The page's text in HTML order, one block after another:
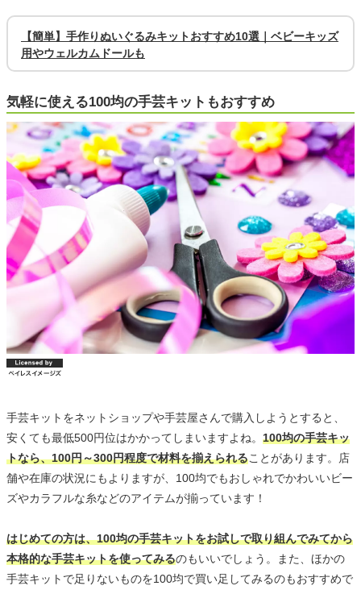
【簡単】手作りぬいぐるみキットおすすめ10選｜ベビーキッズ
用やウェルカムドールも
気軽に使える100均の手芸キットもおすすめ
手芸キットをネットショップや手芸屋さんで購入しようとすると、
安くても最低500円位はかかってしまいますよね。 100均の手芸キッ
トなら、100円～300円程度で材料を揃えられることがあります。店
舗や在庫の状況にもよりますが、100均でもおしゃれでかわいいビー
ズやカラフルな糸などのアイテムが揃っています！
はじめての方は、100均の手芸キットをお試しで取り組んでみてから
本格的な手芸キットを使ってみるのもいいでしょう。また、ほかの
手芸キットで足りないものを100均で買い足してみるのもおすすめで